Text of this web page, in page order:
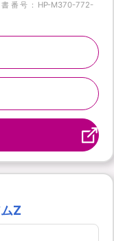
番号：HP-M370-772-
Z